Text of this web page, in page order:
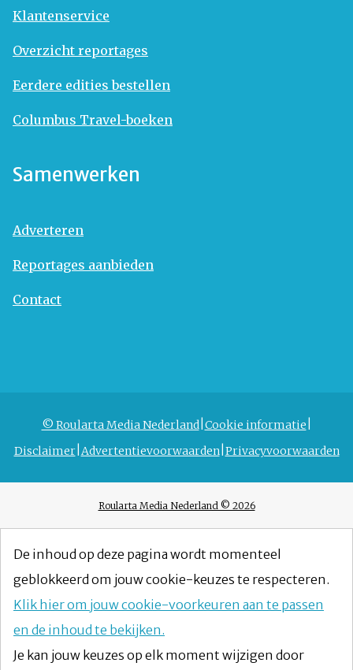
Klantenservice
Overzicht reportages
Eerdere edities bestellen
Columbus Travel-boeken
Samenwerken
Adverteren
Reportages aanbieden
Contact
© Roularta Media Nederland Cookie informatie
Disclaimer Advertentievoorwaarden Privacyvoorwaarden
Roularta Media Nederland © 2026
De inhoud op deze pagina wordt momenteel
geblokkeerd om jouw cookie-keuzes te respecteren.
Klik hier om jouw cookie-voorkeuren aan te passen
en de inhoud te bekijken.
Je kan jouw keuzes op elk moment wijzigen door